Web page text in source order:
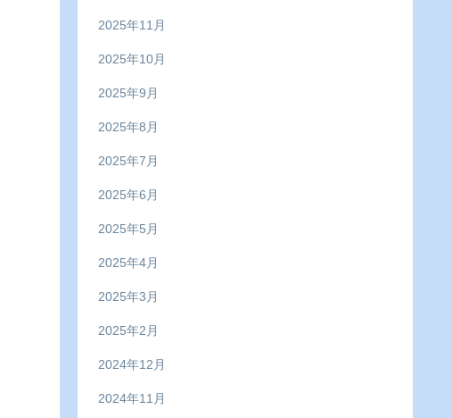
2025年11月
2025年10月
2025年9月
2025年8月
2025年7月
2025年6月
2025年5月
2025年4月
2025年3月
2025年2月
2024年12月
2024年11月